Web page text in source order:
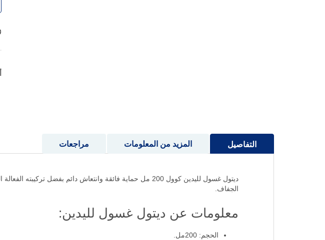
التفاصيل
الجفاف.
معلومات عن ديتول غسول لليدين:
الحجم: 200مل.
المزيد من المعلومات مراجعات